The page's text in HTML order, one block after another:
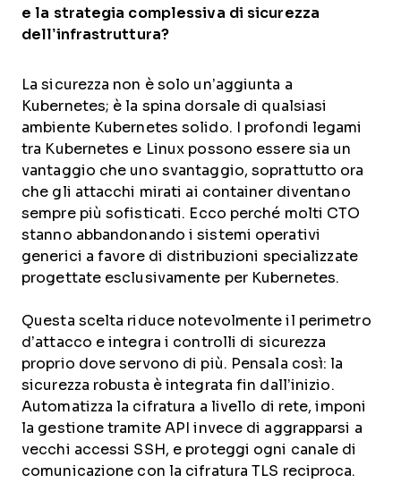
e la strategia complessiva di sicurezza
dell’infrastruttura?
La sicurezza non è solo un’aggiunta a
Kubernetes; è la spina dorsale di qualsiasi
ambiente Kubernetes solido. I profondi legami
tra Kubernetes e Linux possono essere sia un
vantaggio che uno svantaggio, soprattutto ora
che gli attacchi mirati ai container diventano
sempre più sofisticati. Ecco perché molti CTO
stanno abbandonando i sistemi operativi
generici a favore di distribuzioni specializzate
progettate esclusivamente per Kubernetes.
Questa scelta riduce notevolmente il perimetro
d’attacco e integra i controlli di sicurezza
proprio dove servono di più. Pensala così: la
sicurezza robusta è integrata fin dall’inizio.
Automatizza la cifratura a livello di rete, imponi
la gestione tramite API invece di aggrapparsi a
vecchi accessi SSH, e proteggi ogni canale di
comunicazione con la cifratura TLS reciproca.